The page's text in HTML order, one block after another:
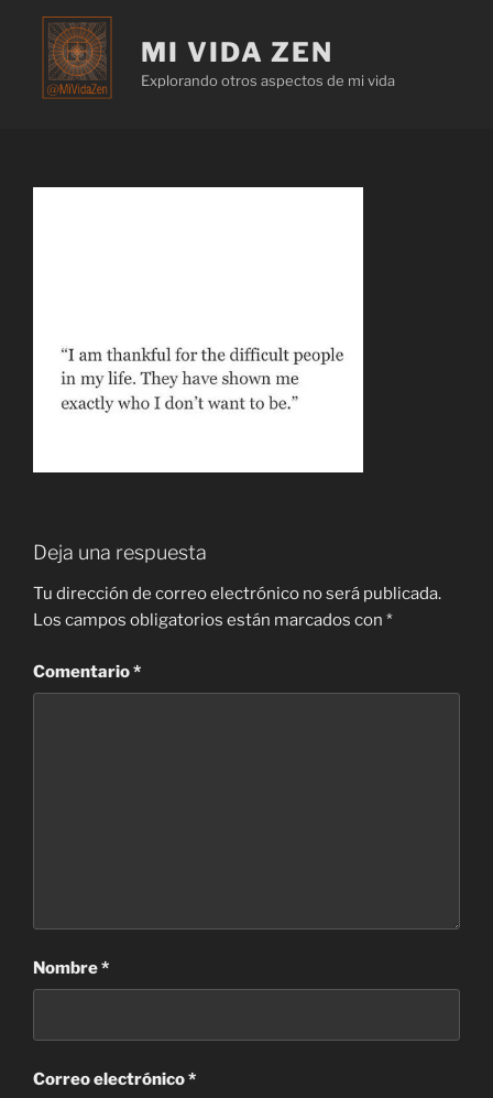
MI VIDA ZEN
Explorando otros aspectos de mi vida
Deja una respuesta
Tu dirección de correo electrónico no será publicada.
Los campos obligatorios están marcados con *
Comentario*
Nombre*
Correo electrónico*